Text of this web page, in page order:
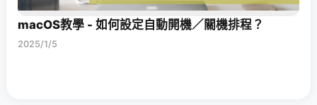
macOS教學 - 如何設定自動開機／關機排程？
2025/1/5